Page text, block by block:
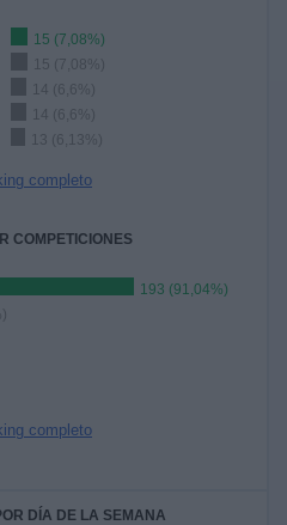
15 (7,08%)
15 (7,08%)
14 (6,6%)
14 (6,6%)
13 (6,13%)
completo
COMPETICIONES
193 (91,04%)
completo
DÍA DE LA SEMANA